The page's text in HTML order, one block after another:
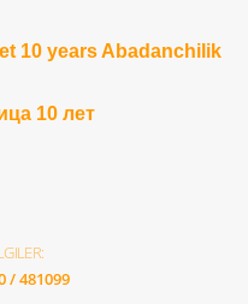
10 years Abadanchilik
10 лет
/ 481099